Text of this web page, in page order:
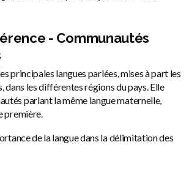
- Communautés
principales langues parlées, mises à part les
dans les différentes régions du pays. Elle
parlant la même langue maternelle,
première.
de la langue dans la délimitation des